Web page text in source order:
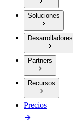
Soluciones
Desarrolladores
Partners
Recursos
Precios